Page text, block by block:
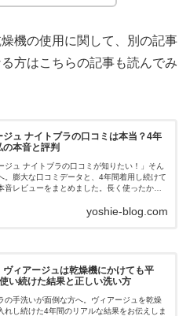
機の使用に関して、別の記事
方はこちらの記事も読んでみ
ジュ ナイトブラの口コミは本当？4年
の本音と評判
ジュ ナイトブラの口コミが知りたい！」そん
。膨大な口コミデータと、4年間着用し続けて
音レビューをまとめました。長く使ったから
yoshie-blog.com
ヴィアージュは乾燥機にかけても平
い続けた結果と正しい洗い方
の手洗いが面倒な方へ。ヴィアージュを乾燥
れし続けた4年間のリアルな結果をお伝えしま